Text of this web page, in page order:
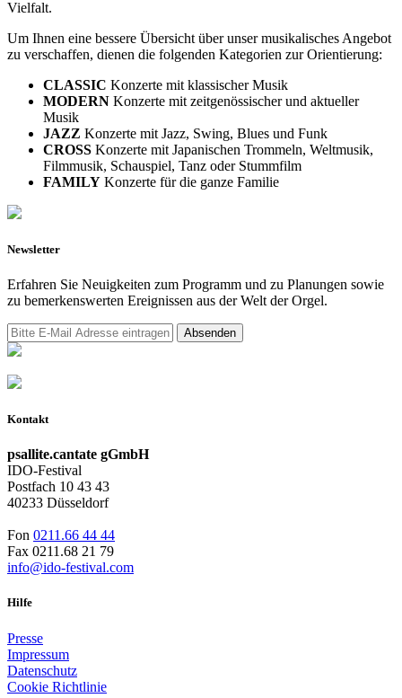
Vielfalt.
Um Ihnen eine bessere Übersicht über unser musikalisches Angebot
zu verschaffen, dienen die folgenden Kategorien zur Orientierung:
CLASSIC Konzerte mit klassischer Musik
MODERN Konzerte mit zeitgenössischer und aktueller
Musik
JAZZ Konzerte mit Jazz, Swing, Blues und Funk
CROSS Konzerte mit Japanischen Trommeln, Weltmusik,
Filmmusik, Schauspiel, Tanz oder Stummfilm
FAMILY Konzerte für die ganze Familie
Newsletter
Erfahren Sie Neuigkeiten zum Programm und zu Planungen sowie
zu bemerkenswerten Ereignissen aus der Welt der Orgel.
Kontakt
psallite.cantate gGmbH
IDO-Festival
Postfach 10 43 43
40233 Düsseldorf
Fon 0211.66 44 44
Fax 0211.68 21 79
info@ido-festival.com
Hilfe
Presse
Impressum
Datenschutz
Cookie Richtlinie